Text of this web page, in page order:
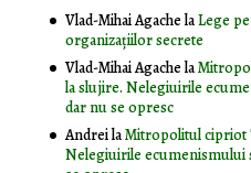
Vlad-Mihai AgachelaLege
organizaţiilor secrete
Vlad-Mihai Agachela
la slujire. Nelegiuirile
dar nu se opresc
AndreilaMitropolitul cipriot
Nelegiuirile ecumenismului